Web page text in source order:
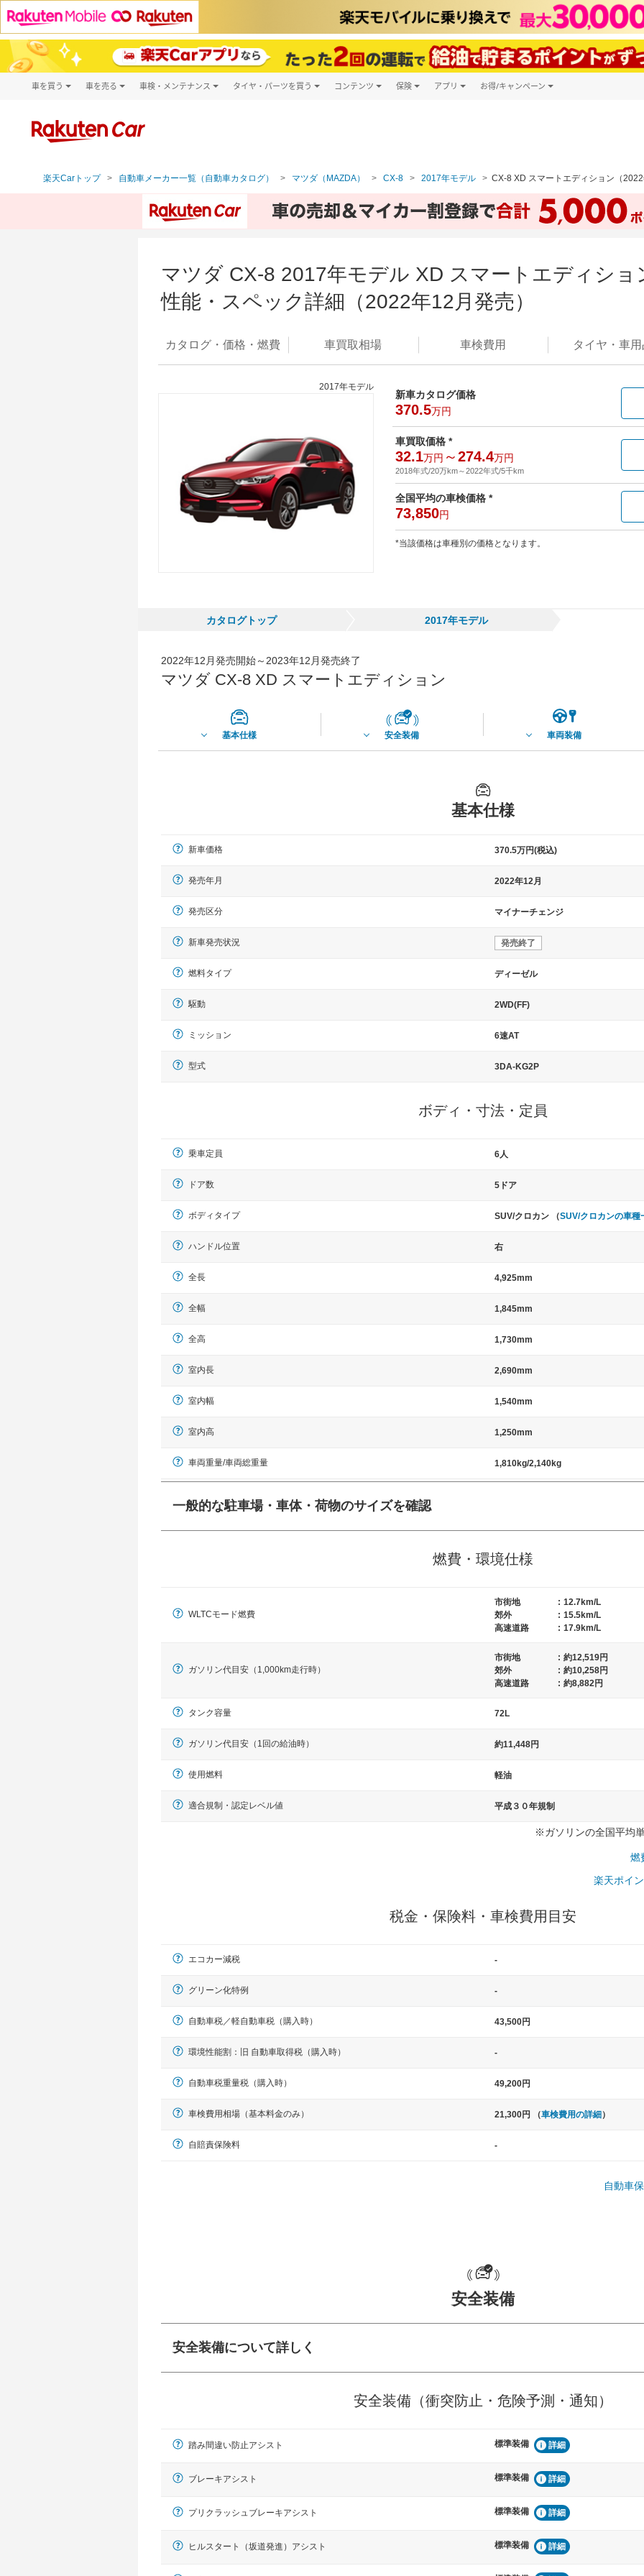
車を買う
新車
車を売る 車検・メンテナンス タイヤ・パーツを買う コンテンツ 保険 アプリ お得/キャンペーン
楽天Carトップ 自動車メーカー一覧（自動車カタログ） マツダ（MAZDA） CX-8 2017年モデル CX-8 XD スマートエディション（
マツダ CX-8 2017年モデル XD スマートエディショ
性能・スペック詳細（2022年12月発売）
カタログ・価格・燃費 車買取相場 車検費用 タイヤ・ 車用
2017年モデル
新車カタログ価格
370.5万円
車買取価格 *
32.1万円 ～274.4万円
2018年式/20万km～2022年式/5千km
全国平均の車検価格 *
73,850円
*当該価格は車種別の価格となります。
カタログトップ 2017年モデル
2022年12月発売開始～2023年12月発売終了
マツダ CX-8 XD スマートエディション
基本仕様 安全装備 車両装備
基本仕様
新車価格 370.5万円(税込)
発売年月 2022年12月
発売区分 マイナーチェンジ
新車発売状況 発売終了
燃料タイプ ディーゼル
駆動 2WD(FF)
ミッション 6速AT
型式 3DA-KG2P
ボディ・寸法・定員
乗車定員 6人
ドア数 5ドア
ボディタイプ SUV/クロカン （SUV/クロカンの車種
ハンドル位置 右
全長 4,925mm
全幅 1,845mm
全高 1,730mm
室内長 2,690mm
室内幅 1,540mm
室内高 1,250mm
車両重量/車両総重量 1,810kg/2,140kg
一般的な駐車場・車体・荷物のサイズを確認
幅 5,000mmというサイズが標準値（最低値）とされる事が多いようです。
一般的な車体のサイズの目安
軽自動車
ハイエース
燃費・環境仕様
WLTCモード燃費
市街地 : 12.7km/L
郊外
: 15.5km/L
高速道路
: 17.9km/L
ガソリン代目安（1,000km走行時）
市街地 : 約12,519円
郊外
: 約10,258円
高速道路
: 約8,882円
タンク容量 72L
ガソリン代目安（1回の給油時） 約11,448円
使用燃料 軽油
適合規制・認定レベル値 平成３０年規制
※ガソリンの全国平均
燃
楽天ポイ
税金・保険料・車検費用目安
エコカー減税 -
グリーン化特例 -
自動車税／軽自動車税（購入時） 43,500円
環境性能割：旧 自動車取得税（購入時） -
自動車税重量税（購入時） 49,200円
車検費用相場（基本料金のみ） 21,300円 （車検費用の詳細 ）
自賠責保険料 -
自動車
安全装備
安全装備について詳しく
前走車や歩行者との衝突を回避するプリクラッシュブレ
ーキアシスト、ABSなどが装備されています。
見えにくい場所に潜む
テムなどが装備されて
車線逸脱防止
プアシストなどが装備されています
車間距離制御
ブ・クルーズ・コント
運転・駐車支援
グ・アシストやサイドブラインドモニターなどが装備さ
衝撃軽減
るSRSエアバッグシス
ルトなどが装備されて
安全装備（衝突防止・危険予測・通知）
踏み間違い防止アシスト 標準装備 詳細
ブレーキアシスト 標準装備 詳細
プリクラッシュブレーキアシスト 標準装備 詳細
ヒルスタート（坂道発進）アシスト 標準装備 詳細